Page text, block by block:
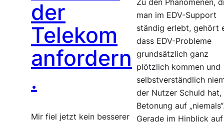
der
Telekom
anfordern
.
Mir fiel jetzt kein besserer
Zu den Phänomenen,
man im EDV-Support
ständig erlebt, gehört
dass EDV-Probleme
grundsätzlich ganz
plötzlich kommen und
selbstverständlich
der Nutzer Schuld hat,
Betonung auf „niemals“.
Gerade im Hinblick auf